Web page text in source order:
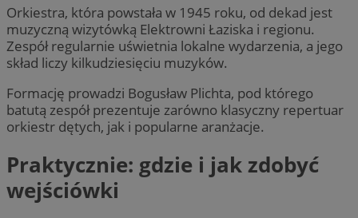
Orkiestra, która powstała w 1945 roku, od dekad jest
muzyczną wizytówką Elektrowni Łaziska i regionu.
Zespół regularnie uświetnia lokalne wydarzenia, a jego
skład liczy kilkudziesięciu muzyków.
Formację prowadzi Bogusław Plichta, pod którego
batutą zespół prezentuje zarówno klasyczny repertuar
orkiestr dętych, jak i popularne aranżacje.
Praktycznie: gdzie i jak zdobyć
wejściówki